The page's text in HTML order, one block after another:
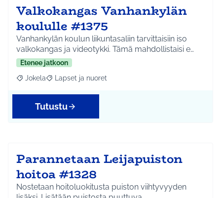
Valkokangas Vanhankylän
koululle #1375
Vanhankylän koulun liikuntasaliin tarvittaisiin iso
valkokangas ja videotykki. Tämä mahdollistaisi e…
Etenee jatkoon
Rajaa tulokset aihepiirin mukaan: Jokela
Jokela Rajaa tulokset teeman mukaan: Lapset ja nuoret
Lapset ja nuoret
Tutustu
Parannetaan Leijapuiston
hoitoa #1328
Nostetaan hoitoluokitusta puiston viihtyvyyden